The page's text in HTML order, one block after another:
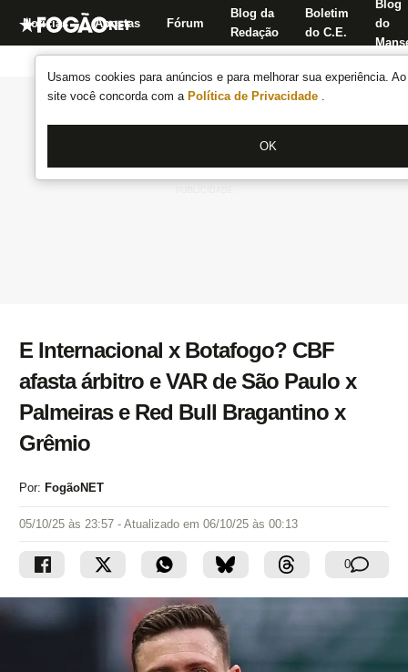
Usamos cookies para anúncios e para melhorar sua experiência.
site você concorda com a Política de Privacidade .
OK
Notícias Apostas Fórum
Blog da
Redação
Boletim
do C.E.
Blog
do
E Internacional x Botafogo? CBF
afasta árbitro e VAR de São Paulo x
Palmeiras e Red Bull Bragantino x
Grêmio
Por: FogãoNET
05/10/25 às 23:57 - Atualizado em 06/10/25 às 00:13
0